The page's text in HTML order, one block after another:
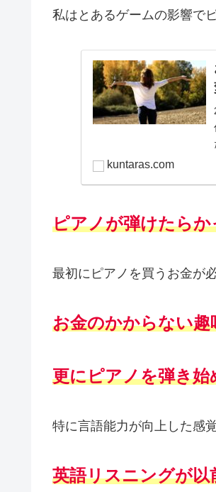
私はとあるゲームの影響で
kuntaras.com
ピアノが弾けたら
最初にピアノを買うお金が
お金のかからない
更にピアノを弾き
特に言語能力が向上した感
英語リスニングが